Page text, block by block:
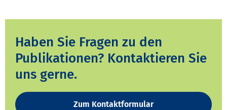
Haben Sie Fragen zu den
Publikationen? Kontaktieren Sie
uns gerne.
Zum Kontaktformular